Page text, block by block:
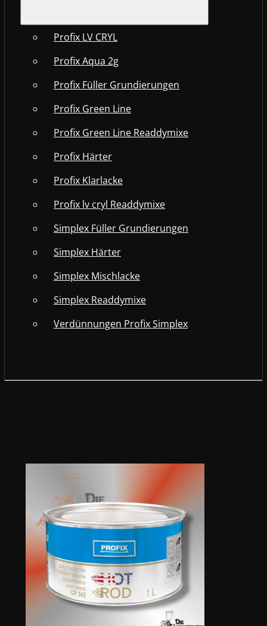
Profix LV CRYL
Profix Aqua 2g
Profix Füller Grundierungen
Profix Green Line
Profix Green Line Readdymixe
Profix Härter
Profix Klarlacke
Profix lv cryl Readdymixe
Simplex Füller Grundierungen
Simplex Härter
Simplex Mischlacke
Simplex Readdymixe
Verdünnungen Profix Simplex